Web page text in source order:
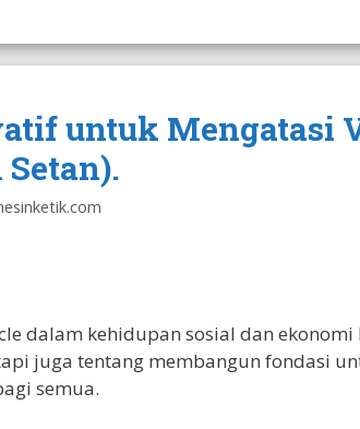
untuk Mengatasi
dalam kehidupan sosial dan
juga tentang membangun fondasi
semua.